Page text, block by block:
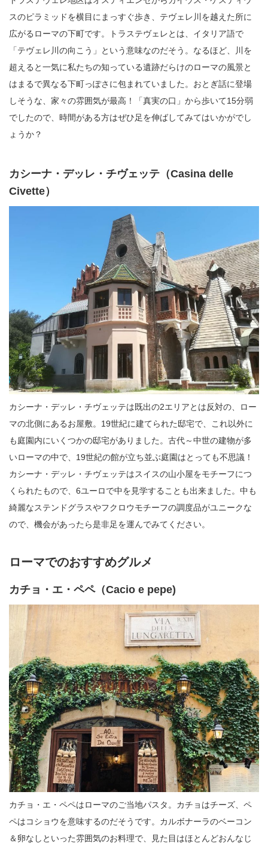
スのピラミッドを横目にまっすぐ歩き、テヴェレ川を越えた所に
広がるローマの下町です。トラステヴェレとは、イタリア語で
「テヴェレ川の向こう」という意味なのだそう。なるほど、川を
超えると一気に私たちの知っている遺跡だらけのローマの風景と
はまるで異なる下町っぽさに包まれていました。おとぎ話に登場
しそうな、家々の雰囲気が最高！「真実の口」から歩いて15分弱
でしたので、時間がある方はぜひ足を伸ばしてみてはいかがでし
ょうか？
カシーナ・デッレ・チヴェッテ（Casina delle
Civette）
カシーナ・デッレ・チヴェッテは既出の2エリアとは反対の、ロー
マの北側にあるお屋敷。19世紀に建てられた邸宅で、これ以外に
も庭園内にいくつかの邸宅がありました。古代～中世の建物が多
いローマの中で、19世紀の館が立ち並ぶ庭園はとっても不思議！
カシーナ・デッレ・チヴェッテはスイスの山小屋をモチーフにつ
くられたもので、6ユーロで中を見学することも出来ました。中も
綺麗なステンドグラスやフクロウモチーフの調度品がユニークな
ので、機会があったら是非足を運んでみてください。
ローマでのおすすめグルメ
カチョ・エ・ペペ（Cacio e pepe)
カチョ・エ・ペペはローマのご当地パスタ。カチョはチーズ、ペ
ペはコショウを意味するのだそうです。カルボナーラのベーコン
＆卵なしといった雰囲気のお料理で、見た目はほとんどおんなじ